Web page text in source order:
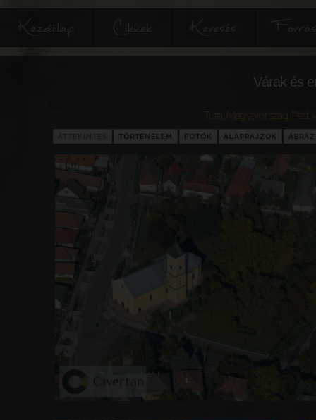
Kezdőlap Cikkek Keresés
Várak és
Tura Magyarország Pest
TÖRTÉNELEM FOTÓK ALAPRAJZOK